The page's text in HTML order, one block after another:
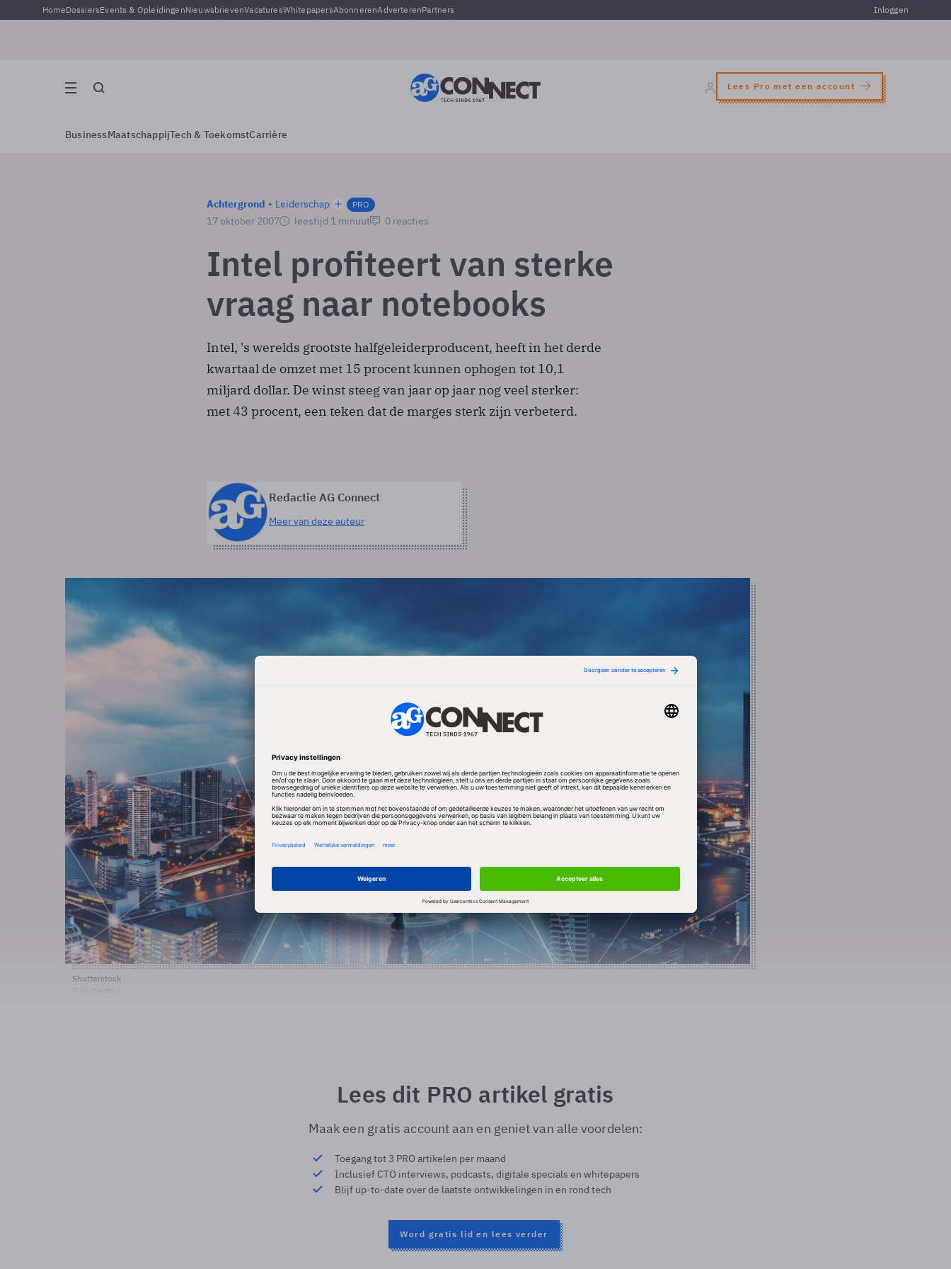
HomeDossiersEvents & OpleidingenNieuwsbrievenVacaturesWhitepapersAbonnerenAdverterenPartners Inloggen
Lees Pro met een account
BusinessMaatschappijTech & ToekomstCarrière
Achtergrond Leiderschap PRO
17 oktober 2007 leestijd 1 minuut 0 reacties
Intel profiteert van sterke
vraag naar notebooks
Intel, 's werelds grootste halfgeleiderproducent, heeft in het derde
kwartaal de omzet met 15 procent kunnen ophogen tot 10,1
miljard dollar. De winst steeg van jaar op jaar nog veel sterker:
met 43 procent, een teken dat de marges sterk zijn verbeterd.
Redactie AG Connect
Meer van deze auteur
Shutterstock
Lees dit PRO artikel gratis
Maak een gratis account aan en geniet van alle voordelen:
Toegang tot 3 PRO artikelen per maand
Inclusief CTO interviews, podcasts, digitale specials en whitepapers
Blijf up-to-date over de laatste ontwikkelingen in en rond tech
Word gratis lid en lees verder